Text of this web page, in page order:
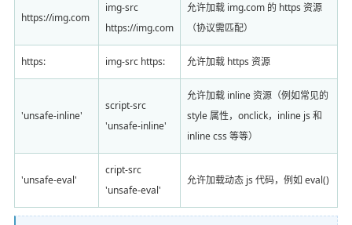
https://img.com
img-src
https://img.com
允许加载 img.com 的 https 资源
（协议需匹配）
https: img-src https: 允许加载 https 资源
'unsafe-inline'
script-src
'unsafe-inline'
允许加载 inline 资源（例如常见的
style 属性，onclick，inline js 和
inline css 等等）
'unsafe-eval'
cript-src
'unsafe-eval'
允许加载动态 js 代码，例如 eval()